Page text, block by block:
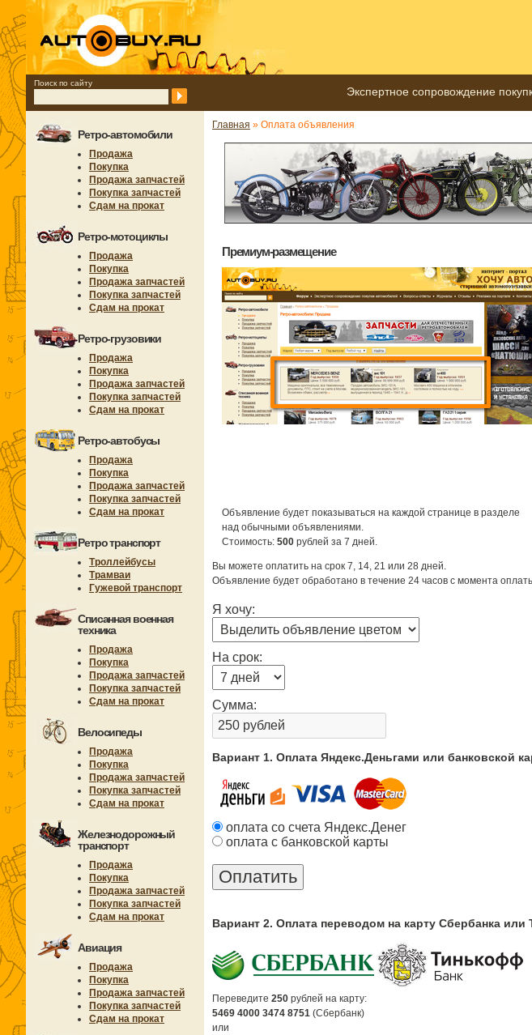
Поиск по сайту
Экспертное сопровождение
Ретро-автомобили
Продажа
Покупка
Продажа запчастей
Покупка запчастей
Сдам на прокат
Ретро-мотоциклы
Продажа
Покупка
Продажа запчастей
Покупка запчастей
Сдам на прокат
Ретро-грузовики
Продажа
Покупка
Продажа запчастей
Покупка запчастей
Сдам на прокат
Ретро-автобусы
Продажа
Покупка
Продажа запчастей
Покупка запчастей
Сдам на прокат
Ретро транспорт
Троллейбусы
Трамваи
Гужевой транспорт
Списанная военная
техника
Продажа
Покупка
Продажа запчастей
Покупка запчастей
Сдам на прокат
Велосипеды
Продажа
Покупка
Продажа запчастей
Покупка запчастей
Сдам на прокат
Железнодорожный
транспорт
Продажа
Покупка
Продажа запчастей
Покупка запчастей
Сдам на прокат
Авиация
Продажа
Покупка
Продажа запчастей
Покупка запчастей
Сдам на прокат
Главная » Оплата объявления
Премиум-размещение
Объявление будет показываться на каждой странице в разделе
над обычными объявлениями.
Стоимость: 500 рублей за 7 дней.
Вы можете оплатить на срок 7, 14, 21 или 28 дней.
Объявление будет обработано в течение 24 часов с момента
Я хочу:
На срок:
Сумма:
Вариант 1. Оплата Яндекс.Деньгами или банковской
оплата со счета Яндекс.Денег
оплата с банковской карты
Вариант 2. Оплата переводом на карту Сбербанка
Переведите 250 рублей на карту:
5469 4000 3474 8751 (Сбербанк)
или